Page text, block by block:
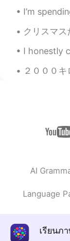
KR EN
😆😍🥰
Beth
I’m spending a lot of time
クリスマスだから、悪いセーターを着ながらク
I honestly can’t ignore a
２０００キロメートルです。。。パチパチパチ😁
AI
Language
เรียนภ